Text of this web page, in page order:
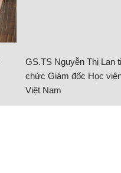
GS.TS Nguyễn Thị Lan
chức Giám đốc Học
Việt Nam